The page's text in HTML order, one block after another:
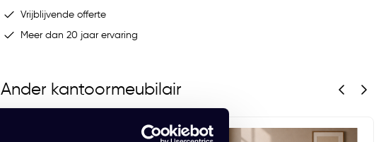
Vrijblijvende offerte
Meer dan 20 jaar ervaring
Ander kantoormeubilair